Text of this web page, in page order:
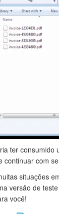
ter
continuar com
situações
versão de
você!